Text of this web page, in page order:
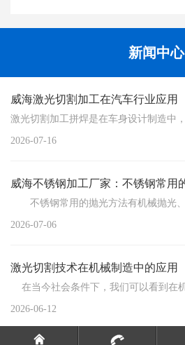
新闻中心
威海激光切割加工在汽车行业应用
2026-07-16
2026-07-06
激光切割技术在机械制造中的应用
2026-06-12